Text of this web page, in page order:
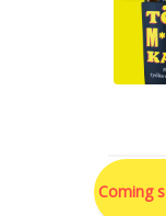
Coming